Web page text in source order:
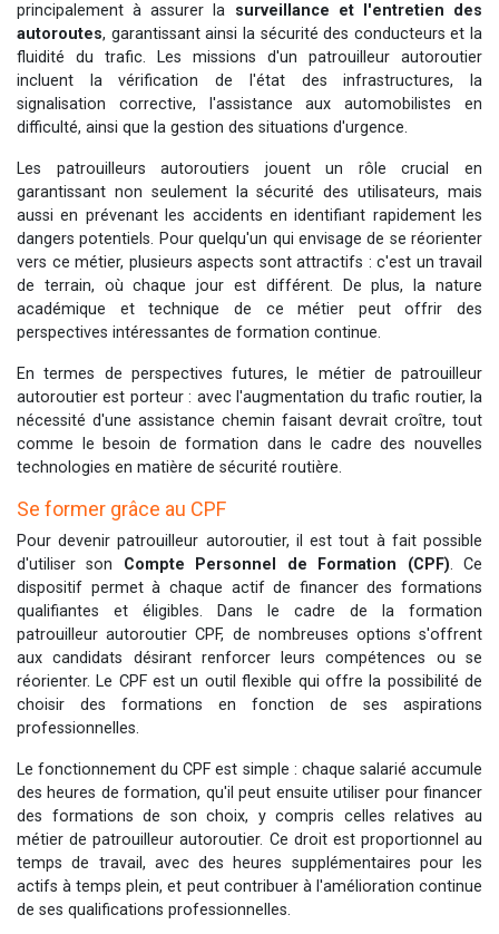
principalement à assurer la surveillance et l'entretien des
autoroutes, garantissant ainsi la sécurité des conducteurs et la
fluidité du trafic. Les missions d'un patrouilleur autoroutier
incluent la vérification de l'état des infrastructures, la
signalisation corrective, l'assistance aux automobilistes en
difficulté, ainsi que la gestion des situations d'urgence.
Les patrouilleurs autoroutiers jouent un rôle crucial en
garantissant non seulement la sécurité des utilisateurs, mais
aussi en prévenant les accidents en identifiant rapidement les
dangers potentiels. Pour quelqu'un qui envisage de se réorienter
vers ce métier, plusieurs aspects sont attractifs : c'est un travail
de terrain, où chaque jour est différent. De plus, la nature
académique et technique de ce métier peut offrir des
perspectives intéressantes de formation continue.
En termes de perspectives futures, le métier de patrouilleur
autoroutier est porteur : avec l'augmentation du trafic routier, la
nécessité d'une assistance chemin faisant devrait croître, tout
comme le besoin de formation dans le cadre des nouvelles
technologies en matière de sécurité routière.
Se former grâce au CPF
Pour devenir patrouilleur autoroutier, il est tout à fait possible
d'utiliser son Compte Personnel de Formation (CPF). Ce
dispositif permet à chaque actif de financer des formations
qualifiantes et éligibles. Dans le cadre de la formation
patrouilleur autoroutier CPF, de nombreuses options s'offrent
aux candidats désirant renforcer leurs compétences ou se
réorienter. Le CPF est un outil flexible qui offre la possibilité de
choisir des formations en fonction de ses aspirations
professionnelles.
Le fonctionnement du CPF est simple : chaque salarié accumule
des heures de formation, qu'il peut ensuite utiliser pour financer
des formations de son choix, y compris celles relatives au
métier de patrouilleur autoroutier. Ce droit est proportionnel au
temps de travail, avec des heures supplémentaires pour les
actifs à temps plein, et peut contribuer à l'amélioration continue
de ses qualifications professionnelles.